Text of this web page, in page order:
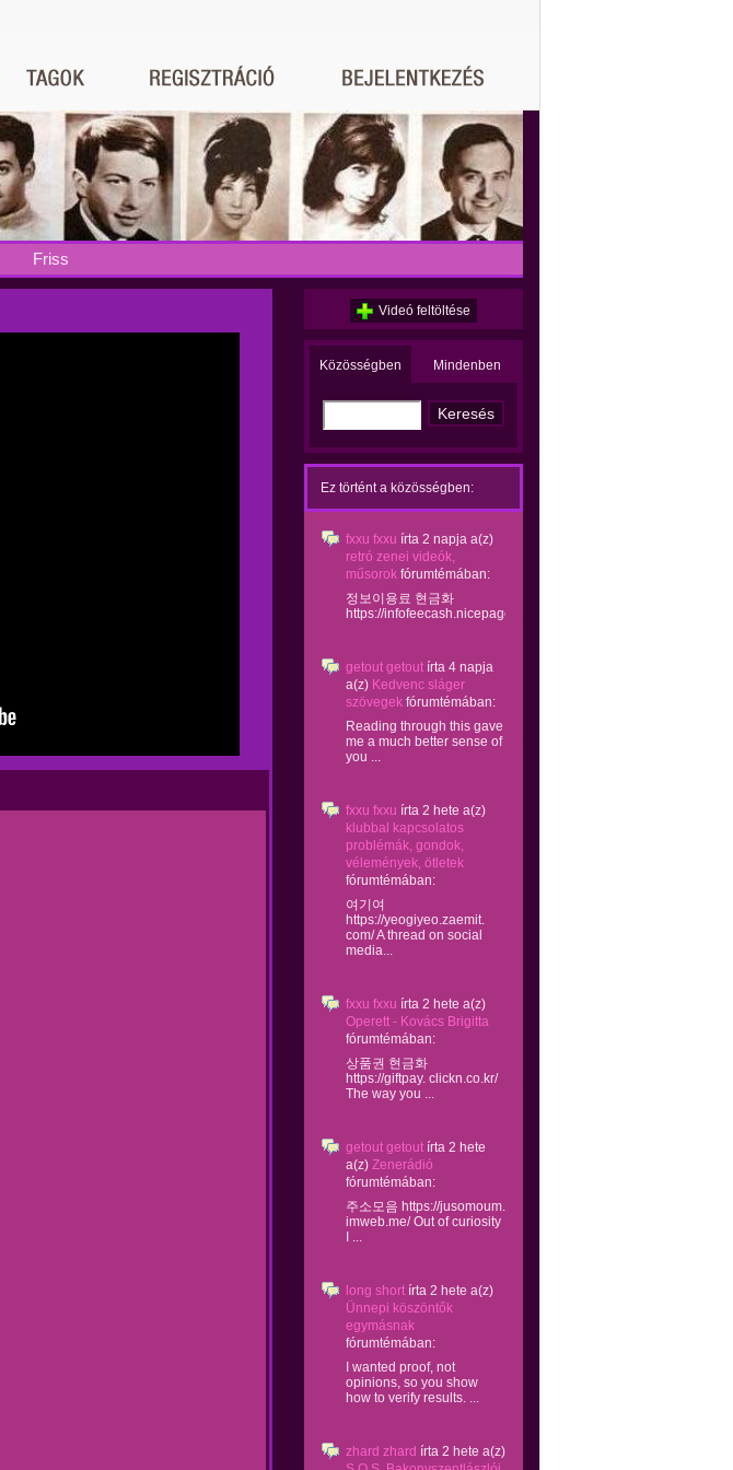
Friss
Videó feltöltése
Közösségben Mindenben
Ez történt a közösségben:
fxxu fxxu írta 2 napja a(z)
retró zenei videók,
műsorok fórumtémában:
정보이용료 현금화
https://infofeecash.nicepage...
getout getout írta 4 napja
a(z) Kedvenc sláger
szövegek fórumtémában:
Reading through this gave
me a much better sense of
you ...
fxxu fxxu írta 2 hete a(z)
klubbal kapcsolatos
problémák, gondok,
vélemények, ötletek
fórumtémában:
여기여
https://yeogiyeo.zaemit.
com/ A thread on social
media...
fxxu fxxu írta 2 hete a(z)
Operett - Kovács Brigitta
fórumtémában:
상품권 현금화
https://giftpay. clickn.co.kr/
The way you ...
getout getout írta 2 hete
a(z) Zenerádió
fórumtémában:
주소모음 https://jusomoum.
imweb.me/ Out of curiosity
I ...
long short írta 2 hete a(z)
Ünnepi köszöntők
egymásnak
fórumtémában:
I wanted proof, not
opinions, so you show
how to verify results. ...
zhard zhard írta 2 hete a(z)